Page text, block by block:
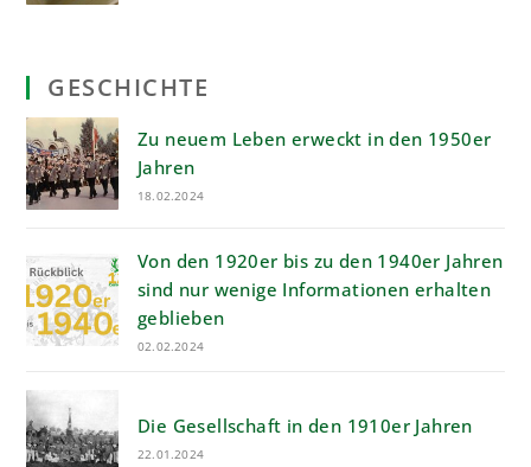
GESCHICHTE
Zu neuem Leben erweckt in den 1950er
Jahren
18.02.2024
Von den 1920er bis zu den 1940er Jahren
sind nur wenige Informationen erhalten
geblieben
02.02.2024
Die Gesellschaft in den 1910er Jahren
22.01.2024